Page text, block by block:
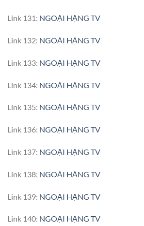
Link 131: NGOẠI HẠNG TV
Link 132: NGOẠI HẠNG TV
Link 133: NGOẠI HẠNG TV
Link 134: NGOẠI HẠNG TV
Link 135: NGOẠI HẠNG TV
Link 136: NGOẠI HẠNG TV
Link 137: NGOẠI HẠNG TV
Link 138: NGOẠI HẠNG TV
Link 139: NGOẠI HẠNG TV
Link 140: NGOẠI HẠNG TV